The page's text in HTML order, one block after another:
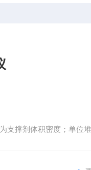
支撑剂体积密度；单位